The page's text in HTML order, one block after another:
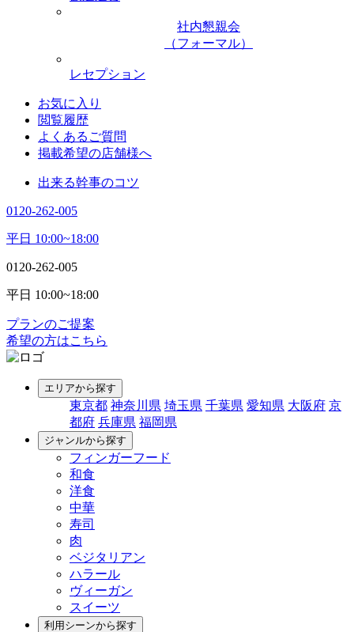
社内懇親会
（フォーマル）
レセプション
お気に入り
閲覧履歴
よくあるご質問
掲載希望の店舗様へ
出来る幹事のコツ
0120-262-005
平日 10:00~18:00
0120-262-005
平日 10:00~18:00
プランのご提案
希望の方はこちら
エリアから探す
東京都 神奈川県 埼玉県 千葉県 愛知県 大阪府 京
都府 兵庫県 福岡県
ジャンルから探す
フィンガーフード
和食
洋食
中華
寿司
肉
ベジタリアン
ハラール
ヴィーガン
スイーツ
利用シーンから探す